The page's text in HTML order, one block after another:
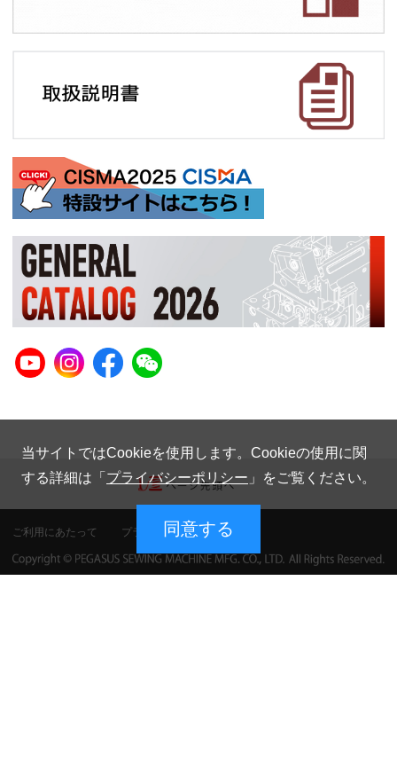
ご利用にあたって プライバシーポリシー
当サイトではCookieを使用します。Cookieの使用に関
する詳細は「 プライバシーポリシー 」をご覧ください。
同意する